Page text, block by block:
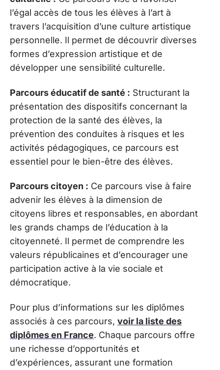
l’égal accès de tous les élèves à l’art à
travers l’acquisition d’une culture artistique
personnelle. Il permet de découvrir diverses
formes d’expression artistique et de
développer une sensibilité culturelle.
Parcours éducatif de santé : Structurant la
présentation des dispositifs concernant la
protection de la santé des élèves, la
prévention des conduites à risques et les
activités pédagogiques, ce parcours est
essentiel pour le bien-être des élèves.
Parcours citoyen : Ce parcours vise à faire
advenir les élèves à la dimension de
citoyens libres et responsables, en abordant
les grands champs de l’éducation à la
citoyenneté. Il permet de comprendre les
valeurs républicaines et d’encourager une
participation active à la vie sociale et
démocratique.
Pour plus d’informations sur les diplômes
associés à ces parcours, voir la liste des
diplômes en France. Chaque parcours offre
une richesse d’opportunités et
d’expériences, assurant une formation